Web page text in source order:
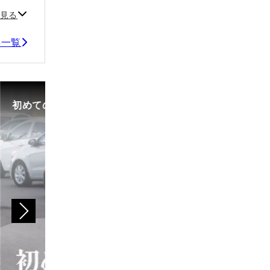
る
覧
初めての中古車選び、購入時の流れや必要な書類などに